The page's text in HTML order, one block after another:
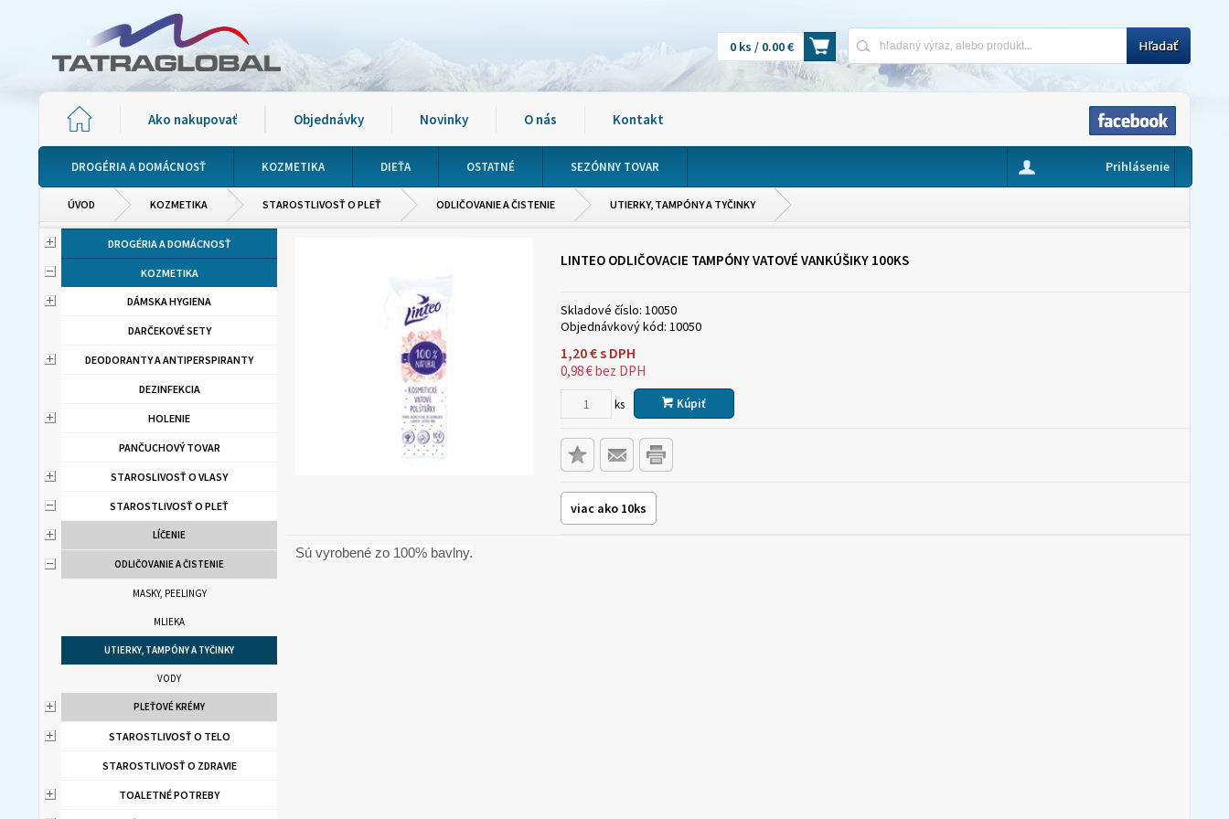
0 ks / 0.00 €
Ako nakupovať Objednávky Novinky O nás Kontakt
DROGÉRIA A DOMÁCNOSŤ KOZMETIKA DIEŤA OSTATNÉ SEZÓNNY TOVAR Prihlásenie
ÚVOD KOZMETIKA STAROSTLIVOSŤ O PLEŤ ODLIČOVANIE A ČISTENIE UTIERKY, TAMPÓNY A TYČINKY
DROGÉRIA A DOMÁCNOSŤ
KOZMETIKA
DÁMSKA HYGIENA
DARČEKOVÉ SETY
DEODORANTY A ANTIPERSPIRANTY
DEZINFEKCIA
HOLENIE
PANČUCHOVÝ TOVAR
STAROSLIVOSŤ O VLASY
STAROSTLIVOSŤ O PLEŤ
LÍČENIE
ODLIČOVANIE A ČISTENIE
MASKY, PEELINGY
MLIEKA
UTIERKY, TAMPÓNY A TYČINKY
VODY
PLEŤOVÉ KRÉMY
STAROSTLIVOSŤ O TELO
STAROSTLIVOSŤ O ZDRAVIE
TOALETNÉ POTREBY
LINTEO ODLIČOVACIE TAMPÓNY VATOVÉ VANKÚŠIKY 100KS
Skladové číslo: 10050
Objednávkový kód: 10050
1,20€s DPH
0,98€bez DPH
ks Kúpiť
viac ako 10ks
Sú vyrobené zo 100% bavlny.